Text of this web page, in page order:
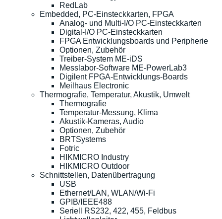
RedLab
Embedded, PC-Einsteckkarten, FPGA
Analog- und Multi-I/O PC-Einsteckkarten
Digital-I/O PC-Einsteckkarten
FPGA Entwicklungsboards und Peripherie
Optionen, Zubehör
Treiber-System ME-iDS
Messlabor-Software ME-PowerLab3
Digilent FPGA-Entwicklungs-Boards
Meilhaus Electronic
Thermografie, Temperatur, Akustik, Umwelt
Thermografie
Temperatur-Messung, Klima
Akustik-Kameras, Audio
Optionen, Zubehör
BRTSystems
Fotric
HIKMICRO Industry
HIKMICRO Outdoor
Schnittstellen, Datenübertragung
USB
Ethernet/LAN, WLAN/Wi-Fi
GPIB/IEEE488
Seriell RS232, 422, 455, Feldbus